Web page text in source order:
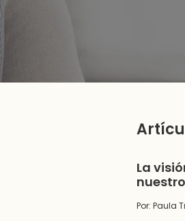
La
Por: Paula